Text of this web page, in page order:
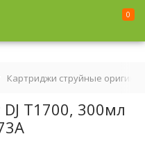
0
Картриджи струйные
T1700, 300мл